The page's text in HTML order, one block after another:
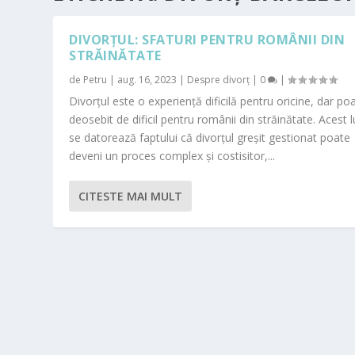
DIVORȚUL: SFATURI PENTRU ROMÂNII DIN
STRĂINĂTATE
de Petru | aug. 16, 2023 | Despre divorț | 0 |
Divorțul este o experiență dificilă pentru oricine, dar
deosebit de dificil pentru românii din străinătate. Acest
se datorează faptului că divorțul greșit gestionat poate
deveni un proces complex și costisitor,...
CITESTE MAI MULT